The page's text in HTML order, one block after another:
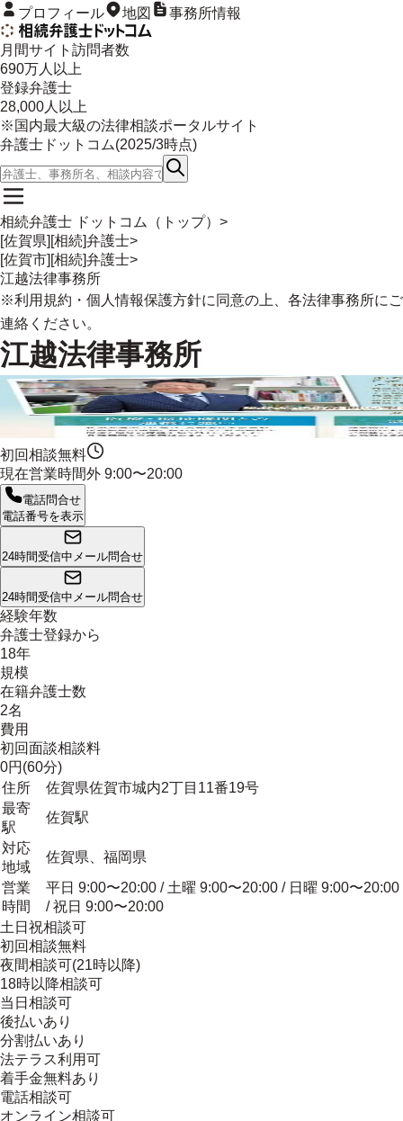
プロフィール 地図 事務所情報
月間サイト訪問者数
690万人以上
登録弁護士
28,000人以上
※国内最大級の法律相談ポータルサイト
弁護士ドットコム(2025/3時点)
相続弁護士 ドットコム（トップ） >
[佐賀県][相続]弁護士>
[佐賀市][相続]弁護士>
江越法律事務所
※利用規約 ・ 個人情報保護方針に同意の上、各法律事務所にご
連絡ください。
江越法律事務所
初回相談無料
現在営業時間外 9:00〜20:00
電話問合せ
電話番号を表示
24時間受信中 メール問合せ
24時間受信中 メール問合せ
経験年数
弁護士登録から
18年
規模
在籍弁護士数
2名
費用
初回面談相談料
0円(60分)
住所
佐賀県佐賀市城内2丁目11番19号
最寄
駅
佐賀駅
対応
地域
佐賀県、福岡県
営業
時間
平日 9:00〜20:00 / 土曜 9:00〜20:00 / 日曜 9:00〜20:00
/ 祝日 9:00〜20:00
土日祝相談可
初回相談無料
夜間相談可(21時以降)
18時以降相談可
当日相談可
後払いあり
分割払いあり
法テラス利用可
着手金無料あり
電話相談可
オンライン相談可